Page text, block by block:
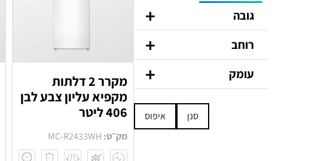
גובה +
170ס״מ
178 ס״מ
181.5 ס״מ
רוחב +
59.5 ס״מ
70 ס״מ
עומק +
סנן איפוס
מקרר 2 דלתות
מקפיא עליון צבע לבן
406 ליטר
מק״ט: MC-R2433WH